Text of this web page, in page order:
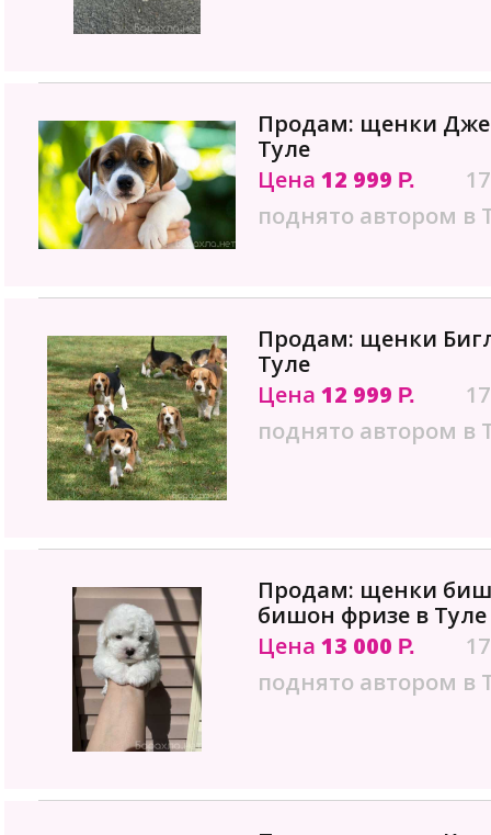
Продам: щенки
Туле
Цена 12 999 Р.
поднято автором в
Продам: щенки
Туле
Цена 12 999 Р.
поднято автором в
Продам: щенки
бишон фризе в Туле
Цена 13 000 Р.
поднято автором в